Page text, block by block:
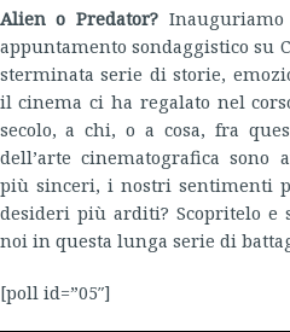
Alien o Predator?Inauguriamo
appuntamento sondaggistico su
sterminata serie di storie,
il cinema ci ha regalato nel
secolo, a chi, o a cosa, fra
dell’arte cinematografica
più sinceri, i nostri sentimenti
desideri più arditi? Scopritelo e
noi in questa lunga serie di
[poll id=”05″]